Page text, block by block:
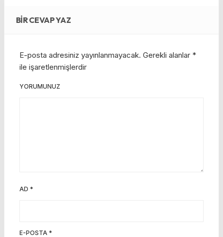
BIR CEVAP YAZ
E-posta adresiniz yayınlanmayacak. Gerekli alanlar *
ile işaretlenmişlerdir
YORUMUNUZ
AD *
E-POSTA *